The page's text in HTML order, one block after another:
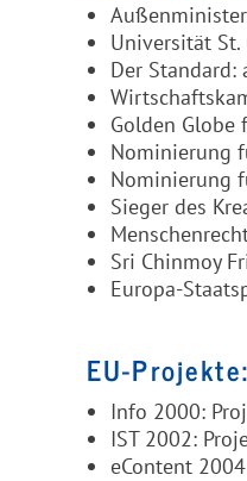
Universität St.
Der
Golden Globe
Nominierung
Nominierung
Sieger des
Sri Chinmoy
Europa-
EU-Projekte:
Info 2000:
IST 2002:
eContent